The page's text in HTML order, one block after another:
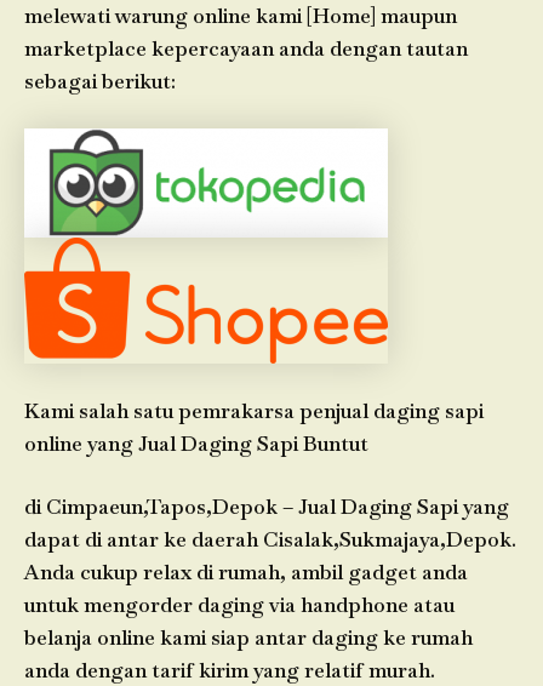
melewati warung online kami [Home] maupun
marketplace kepercayaan anda dengan tautan
sebagai berikut:
Kami salah satu pemrakarsa penjual daging sapi
online yang Jual Daging Sapi Buntut
di Cimpaeun,Tapos,Depok – Jual Daging Sapi yang
dapat di antar ke daerah Cisalak,Sukmajaya,Depok.
Anda cukup relax di rumah, ambil gadget anda
untuk mengorder daging via handphone atau
belanja online kami siap antar daging ke rumah
anda dengan tarif kirim yang relatif murah.